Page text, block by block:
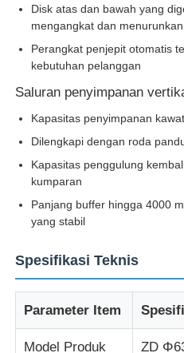
Wisata pabrik
Kontrol kualitas
Hubungi kami
Quote request suatu
Garis produksi ekstrusi
Disk atas dan bawah yang
mengangkat dan
Perangkat penjepit otomatis
kebutuhan pelanggan
Saluran penyimpanan
Kapasitas penyimpanan
Dilengkapi dengan roda
Kapasitas penggulung
kumparan
Panjang buffer hingga 4000
yang stabil
Spesifikasi Teknis
Parameter Item
Model Produk ZD